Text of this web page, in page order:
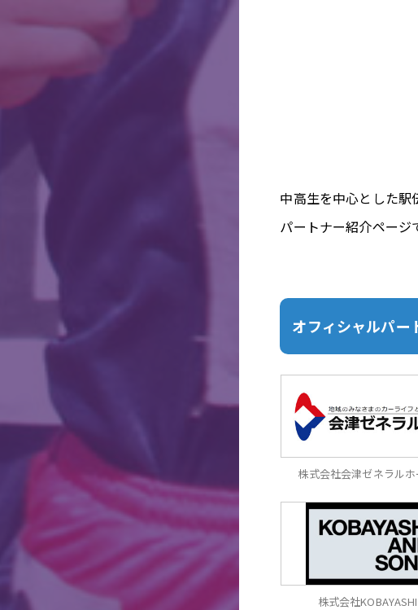
中高生を中心とした駅
パートナー紹介ページ
オフィシャルパー
株式会社会津ゼネラル
株式会社